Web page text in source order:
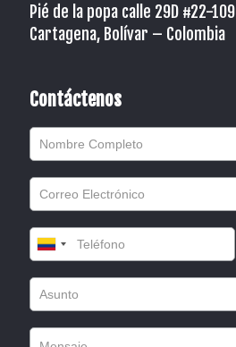
Pié de la popa calle 29D #22-109
Cartagena, Bolívar – Colombia
Contáctenos